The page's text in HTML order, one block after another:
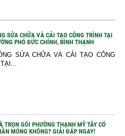
SỬA CHỮA VÀ CẢI TẠO CÔNG TRÌNH TẠI
PHÓ ĐỨC CHÍNH, BÌNH THẠNH
SỬA CHỮA VÀ CẢI TẠO CÔNG
TRỌN GÓI PHƯỜNG THẠNH MỸ TÂY CÓ
MÓNG KHÔNG? GIẢI ĐÁP NGAY!